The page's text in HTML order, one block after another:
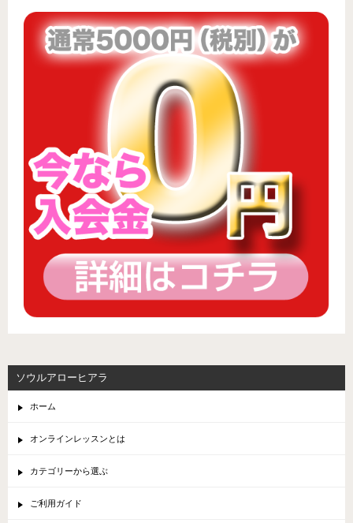
ソウルアローヒアラ
ホーム
オンラインレッスンとは
カテゴリーから選ぶ
ご利用ガイド